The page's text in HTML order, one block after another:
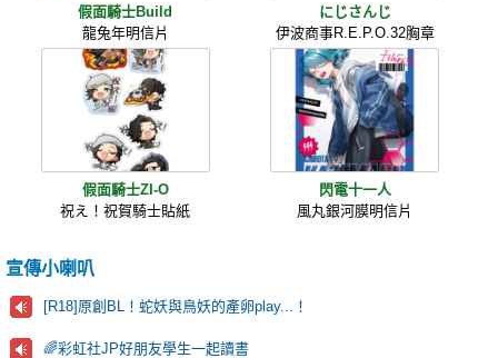
假面騎士Build
龍兔年明信片
にじさんじ
伊波商事R.E.P.O.32胸章
假面騎士ZI-O
祝え！祝賀騎士貼紙
閃電十一人
風丸銀河膜明信片
宣傳小喇叭
[R18]原創BL！蛇妖與鳥妖的產卵play...！
🌈彩虹社JP好朋友學生一起讀書